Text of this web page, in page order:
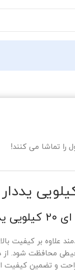
را تماشا می کنند!
یددار سودمند علاوه بر
محافظت شود.
و تضمین کیفیت